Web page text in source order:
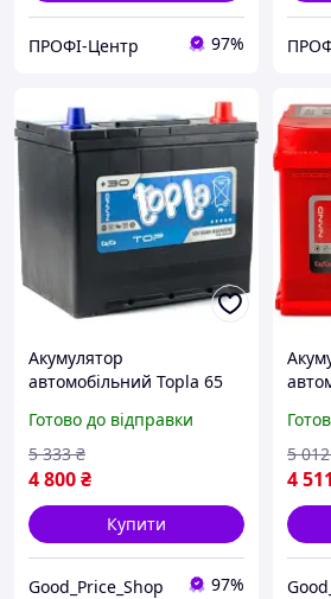
ПРОФІ-Центр 97%
Акумулятор
автомобільний Topla 65
Euro (118 665)
Готово до відправки
4 800₴
5 333 ₴
Купити
Good_Price_Shop 97%
066)
4 511
5 012